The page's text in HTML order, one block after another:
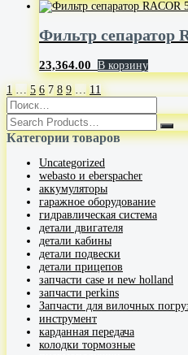
Фильтр сепаратор
23,364.00 В корзину
1
5 6 7 8 9 11
Категории товаров
Uncategorized
webasto и eberspacher
аккумуляторы
гаражное оборудование
гидравлическая система
детали двигателя
детали кабины
детали подвески
детали прицепов
запчасти case и new holland
запчасти perkins
Запчасти для вилочных
инструмент
карданная передача
колодки тормозные